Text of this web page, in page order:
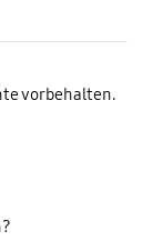
vorbehalten.